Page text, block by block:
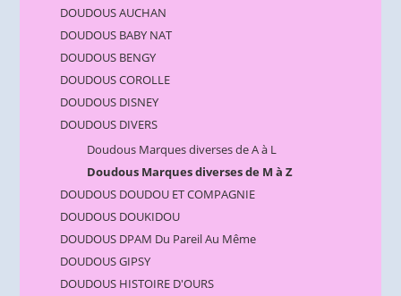
DOUDOUS AUCHAN
DOUDOUS BABY NAT
DOUDOUS BENGY
DOUDOUS COROLLE
DOUDOUS DISNEY
DOUDOUS DIVERS
Doudous Marques diverses de A à L
Doudous Marques diverses de M à Z
DOUDOUS DOUDOU ET COMPAGNIE
DOUDOUS DOUKIDOU
DOUDOUS DPAM Du Pareil Au Même
DOUDOUS GIPSY
DOUDOUS HISTOIRE D'OURS